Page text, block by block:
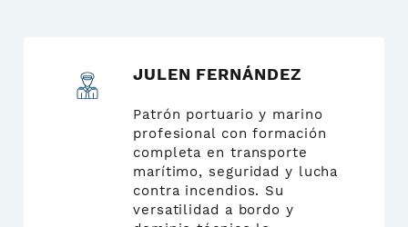
JULEN FERNÁNDEZ
Patrón portuario y marino
profesional con formación
completa en transporte
marítimo, seguridad y lucha
contra incendios. Su
versatilidad a bordo y